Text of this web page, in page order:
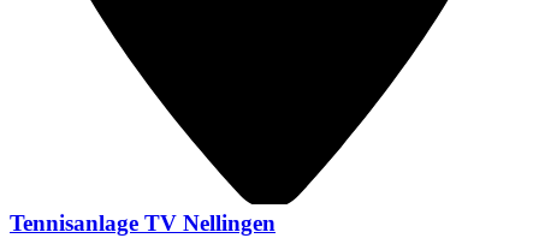
Tennisanlage TV Nellingen